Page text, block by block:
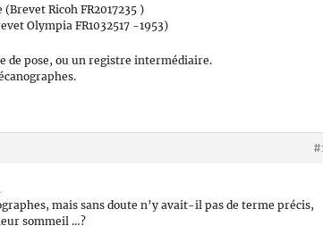
Ricoh FR2017235 )
Olympia FR1032517 -1953)
de pose, ou un registre intermédiaire.
mais sans doute n’y avait-il pas de terme précis,
sommeil …?